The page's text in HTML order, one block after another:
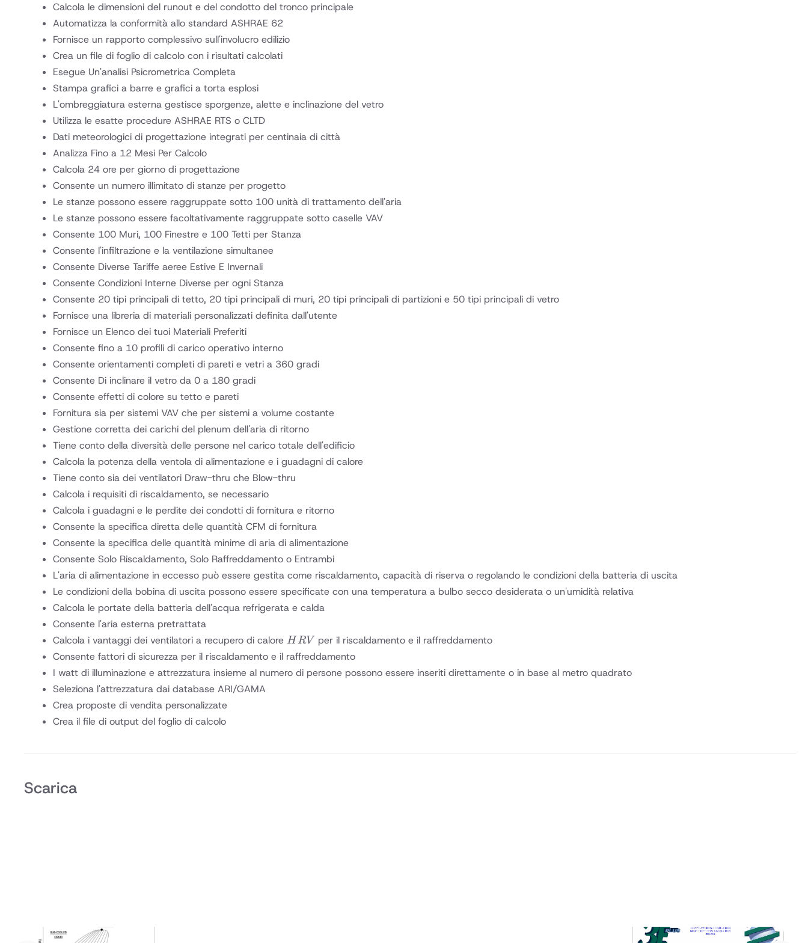
Calcola le dimensioni del runout e del condotto del tronco principale
Automatizza la conformità allo standard ASHRAE 62
Fornisce un rapporto complessivo sull'involucro edilizio
Crea un file di foglio di calcolo con i risultati calcolati
Esegue Un'analisi Psicrometrica Completa
Stampa grafici a barre e grafici a torta esplosi
L'ombreggiatura esterna gestisce sporgenze, alette e inclinazione del vetro
Utilizza le esatte procedure ASHRAE RTS o CLTD
Dati meteorologici di progettazione integrati per centinaia di città
Analizza Fino a 12 Mesi Per Calcolo
Calcola 24 ore per giorno di progettazione
Consente un numero illimitato di stanze per progetto
Le stanze possono essere raggruppate sotto 100 unità di trattamento dell'aria
Le stanze possono essere facoltativamente raggruppate sotto caselle VAV
Consente 100 Muri, 100 Finestre e 100 Tetti per Stanza
Consente l'infiltrazione e la ventilazione simultanee
Consente Diverse Tariffe aeree Estive E Invernali
Consente Condizioni Interne Diverse per ogni Stanza
Consente 20 tipi principali di tetto, 20 tipi principali di muri, 20 tipi principali di partizioni e 50 tipi principali di vetro
Fornisce una libreria di materiali personalizzati definita dall'utente
Fornisce un Elenco dei tuoi Materiali Preferiti
Consente fino a 10 profili di carico operativo interno
Consente orientamenti completi di pareti e vetri a 360 gradi
Consente Di inclinare il vetro da 0 a 180 gradi
Consente effetti di colore su tetto e pareti
Fornitura sia per sistemi VAV che per sistemi a volume costante
Gestione corretta dei carichi del plenum dell'aria di ritorno
Tiene conto della diversità delle persone nel carico totale dell'edificio
Calcola la potenza della ventola di alimentazione e i guadagni di calore
Tiene conto sia dei ventilatori Draw-thru che Blow-thru
Calcola i requisiti di riscaldamento, se necessario
Calcola i guadagni e le perdite dei condotti di fornitura e ritorno
Consente la specifica diretta delle quantità CFM di fornitura
Consente la specifica delle quantità minime di aria di alimentazione
Consente Solo Riscaldamento, Solo Raffreddamento o Entrambi
L'aria di alimentazione in eccesso può essere gestita come riscaldamento, capacità di riserva o regolando le condizioni della batteria di uscita
Le condizioni della bobina di uscita possono essere specificate con una temperatura a bulbo secco desiderata o un'umidità relativa
Calcola le portate della batteria dell'acqua refrigerata e calda
Consente l'aria esterna pretrattata
Calcola i vantaggi dei ventilatori a recupero di calore HRV
HRV per il riscaldamento e il raffreddamento
Consente fattori di sicurezza per il riscaldamento e il raffreddamento
I watt di illuminazione e attrezzatura insieme al numero di persone possono essere inseriti direttamente o in base al metro quadrato
Seleziona l'attrezzatura dai database ARI/GAMA
Crea proposte di vendita personalizzate
Crea il file di output del foglio di calcolo
Scarica